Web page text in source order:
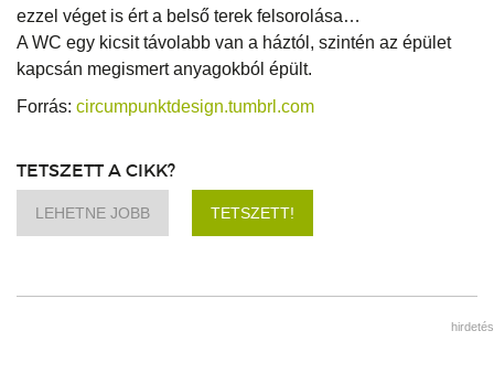
ezzel véget is ért a belső terek felsorolása…
A WC egy kicsit távolabb van a háztól, szintén az épület
kapcsán megismert anyagokból épült.
Forrás: circumpunktdesign.tumbrl.com
TETSZETT A CIKK?
LEHETNE JOBB TETSZETT!
hirdetés